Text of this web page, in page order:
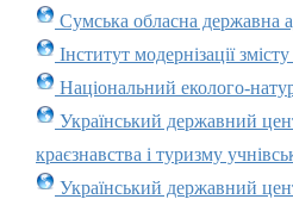
Сумська обласна державна
Інститут модернізації
Національний еколого-
Український державний
краєзнавства і туризму
Український державний